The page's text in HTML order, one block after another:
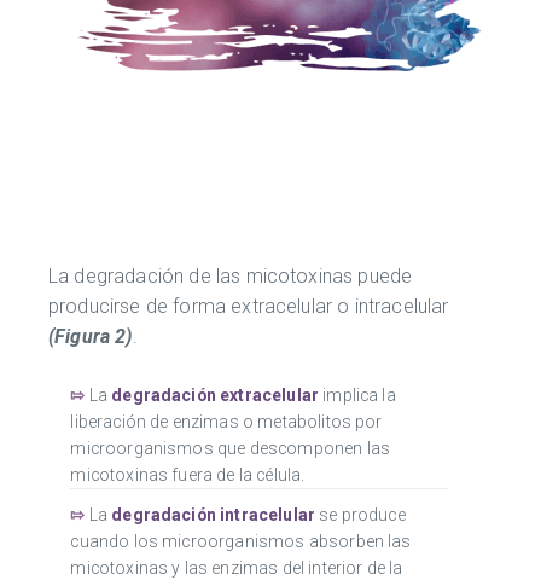
La degradación de las micotoxinas puede
producirse de forma extracelular o intracelular
(Figura 2).
⇰ La degradación extracelular implica la
liberación de enzimas o metabolitos por
microorganismos que descomponen las
micotoxinas fuera de la célula.
⇰ La degradación intracelular se produce
cuando los microorganismos absorben las
micotoxinas y las enzimas del interior de la